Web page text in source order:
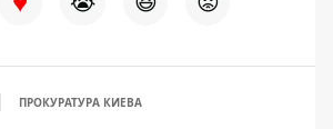
ПРОКУРАТУРА КИЕВА